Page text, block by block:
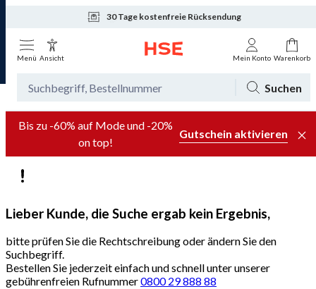
30 Tage kostenfreie Rücksendung
Tagesaktuelle Angebote
Menü Ansicht Mein Konto Warenkorb
Suchen
Bis zu -60% auf Mode und -20%
on top!
Gutschein aktivieren
Lieber Kunde, die Suche ergab kein Ergebnis,
bitte prüfen Sie die Rechtschreibung oder ändern Sie den
Suchbegriff.
Bestellen Sie jederzeit einfach und schnell unter unserer
gebührenfreien Rufnummer0800 29 888 88